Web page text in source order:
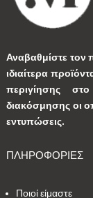
Αναβαθμίστε
ιδιαίτερα
περιγίησης
διακόσμησης οι
εντυπώσεις.
ΠΛΗΡΟΦΟΡΙΕΣ
Ποιοί είμαστε